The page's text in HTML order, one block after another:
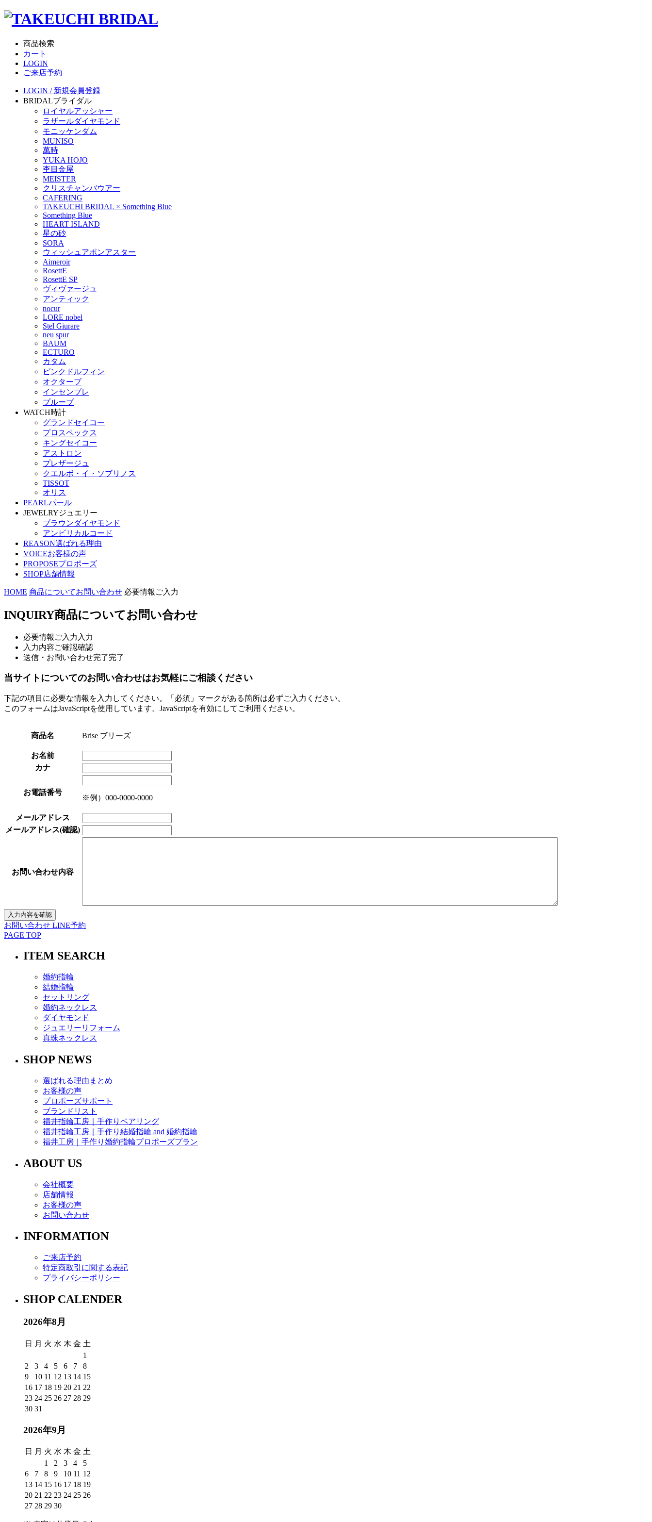
商品検索
カート
LOGIN
ご来店予約
LOGIN / 新規会員登録
BRIDALブライダル
ロイヤルアッシャー
ラザールダイヤモンド
モニッケンダム
MUNISO
萬時
YUKA HOJO
杢目金屋
MEISTER
クリスチャンバウアー
CAFERING
TAKEUCHI BRIDAL × Something Blue
Something Blue
HEART ISLAND
星の砂
SORA
ウィッシュアポンアスター
Aimeroir
RosettE
RosettE SP
ヴィヴァージュ
アンティック
nocur
LORE nobel
Stel Giurare
neu spur
BAUM
ECTURO
カタム
ピンクドルフィン
オクターブ
インセンブレ
プルーブ
WATCH時計
グランドセイコー
プロスペックス
キングセイコー
アストロン
プレザージュ
クエルボ・イ・ソブリノス
TISSOT
オリス
PEARLパール
JEWELRYジュエリー
ブラウンダイヤモンド
アンビリカルコード
REASON選ばれる理由
VOICEお客様の声
PROPOSEプロポーズ
SHOP店舗情報
HOME 商品についてお問い合わせ 必要情報ご入力
INQUIRY商品についてお問い合わせ
必要情報ご入力 入力
入力内容ご確認確認
送信・お問い合わせ完了完了
当サイトについてのお問い合わせはお気軽にご相談ください
下記の項目に必要な情報を入力してください。「必須」マークがある箇所は必ずご入力ください。
このフォームはJavaScriptを使用しています。JavaScriptを有効にしてご利用ください。
商品名 Brise ブリーズ
お名前
カナ
お電話番号
※例）000-0000-0000
メールアドレス
メールアドレス(確認)
お問い合わせ内容
お問い合わせ LINE予約
PAGE TOP
ITEM SEARCH
婚約指輪
結婚指輪
セットリング
婚約ネックレス
ダイヤモンド
ジュエリーリフォーム
真珠ネックレス
SHOP NEWS
選ばれる理由まとめ
お客様の声
プロポーズサポート
ブランドリスト
福井指輪工房｜手作りペアリング
福井指輪工房｜手作り結婚指輪 and 婚約指輪
福井工房｜手作り婚約指輪プロポーズプラン
ABOUT US
会社概要
店舗情報
お客様の声
お問い合わせ
INFORMATION
ご来店予約
特定商取引に関する表記
プライバシーポリシー
SHOP CALENDER
2026年8月
日 月 火 水 木 金 土
1
2
3 4 5 6 7
8
9
10 11 12 13 14 15
16 17 18 19 20 21 22
23 24 25 26 27 28 29
30 31
2026年9月
日 月 火 水 木 金 土
1
2 3 4
5
6
7 8 9 10 11 12
13 14 15 16 17 18 19
20 21 22 23 24 25 26
27 28 29 30